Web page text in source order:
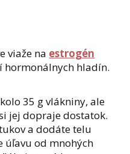
viaže na estrogén
hormonálnych hladín.
35 g vlákniny, ale
jej dopraje dostatok.
a dodáte telu
úľavu od mnohých